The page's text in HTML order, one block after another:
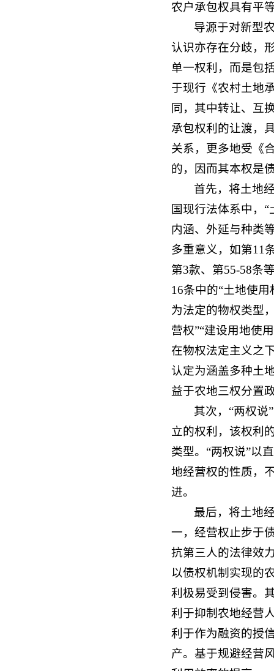
农户承包权具有平
导源于对新型
认识亦存在分歧，
单一权利，而是包
于现行《农村土地
同，其中转让、互
承包权利的让渡，
关系，更多地受《
的，因而其本权是
首先，将土地
国现行法体系中，
内涵、外延与种类
多重意义，如第11
第3款、第55-58条
16条中的“土地使
为法定的物权类型
营权”“建设用地使
在物权法定主义之
认定为涵盖多种土
益于农地三权分置
其次，“两权说
立的权利，该权利
类型。“两权说”以
地经营权的性质，
进。
最后，将土地
一，经营权止步于
抗第三人的法律效
以债权机制实现的
利极易受到侵害。
利于抑制农地经营
利于作为融资的授
产。基于规避经营